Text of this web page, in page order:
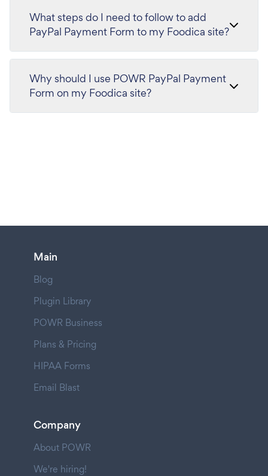
What steps do I need to follow to add
PayPal Payment Form to my Foodica site?
Why should I use POWR PayPal Payment
Form on my Foodica site?
Main
Blog
Plugin Library
POWR Business
Plans & Pricing
HIPAA Forms
Email Blast
Company
About POWR
We're hiring!